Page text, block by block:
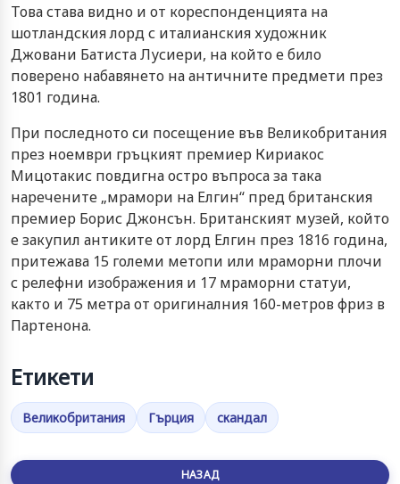
Това става видно и от кореспонденцията на
шотландския лорд с италианския художник
Джовани Батиста Лусиери, на който е било
поверено набавянето на античните предмети през
1801 година.
При последното си посещение във Великобритания
през ноември гръцкият премиер Кириакос
Мицотакис повдигна остро въпроса за така
наречените „мрамори на Елгин“ пред британския
премиер Борис Джонсън. Британският музей, който
е закупил антиките от лорд Елгин през 1816 година,
притежава 15 големи метопи или мраморни плочи
с релефни изображения и 17 мраморни статуи,
както и 75 метра от оригиналния 160-метров фриз в
Партенона.
Етикети
Великобритания Гърция скандал
НАЗАД